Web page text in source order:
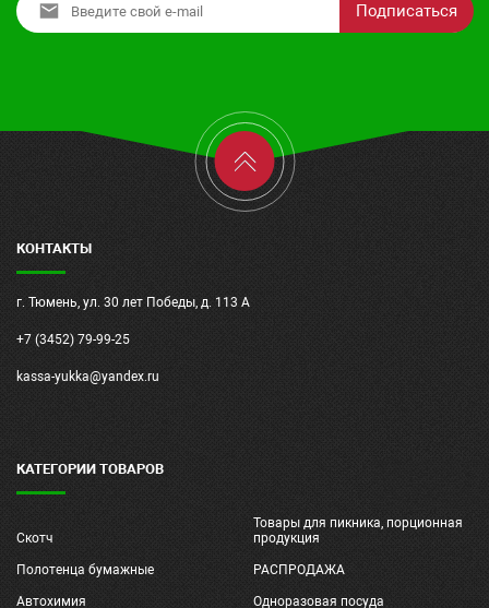
Подписаться
КОНТАКТЫ
г. Тюмень, ул. 30 лет Победы, д. 113 А
+7 (3452) 79-99-25
kassa-yukka@yandex.ru
КАТЕГОРИИ ТОВАРОВ
Скотч
Товары для пикника, порционная
продукция
Полотенца бумажные РАСПРОДАЖА
Автохимия Одноразовая посуда